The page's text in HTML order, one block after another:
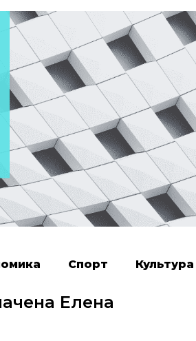
Спорт Культура
Елена